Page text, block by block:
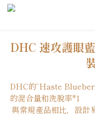
DHC 速攻護眼
DHC的“Haste
的混合量和洗脫率*1